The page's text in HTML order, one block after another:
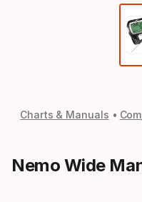
Charts & Manuals
Nemo Wide